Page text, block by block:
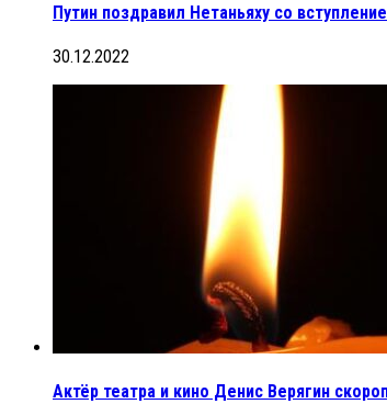
Путин поздравил Нетаньяху со
30.12.2022
Актёр театра и кино Денис Верягин